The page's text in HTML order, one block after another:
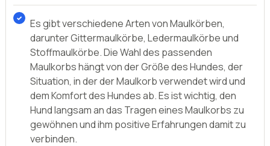
Es gibt verschiedene Arten von Maulkörben,
darunter Gittermaulkörbe, Ledermaulkörbe und
Stoffmaulkörbe. Die Wahl des passenden
Maulkorbs hängt von der Größe des Hundes, der
Situation, in der der Maulkorb verwendet wird und
dem Komfort des Hundes ab. Es ist wichtig, den
Hund langsam an das Tragen eines Maulkorbs zu
gewöhnen und ihm positive Erfahrungen damit zu
verbinden.